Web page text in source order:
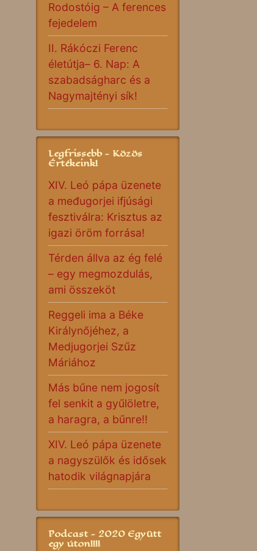
Rodostóig – A ferences
fejedelem
II. Rákóczi Ferenc
életútja– 6. Nap: A
szabadságharc és a
Nagymajtényi sík!
Legfrissebb - Közös
Értékeink!
XIV. Leó pápa üzenete
a međugorjei ifjúsági
fesztiválra: Krisztus az
igazi öröm forrása!
Térden állva az ég felé
– egy megmozdulás,
ami összeköt
Reggeli ima a Béke
Királynőjéhez, a
Medjugorjei Szűz
Máriához
Más bűne nem jogosít
fel senkit a gyűlöletre,
a haragra, a bűnre!!
XIV. Leó pápa üzenete
a nagyszülők és idősek
hatodik világnapjára
Podcast - 2020 Együtt
egy úton!!!!